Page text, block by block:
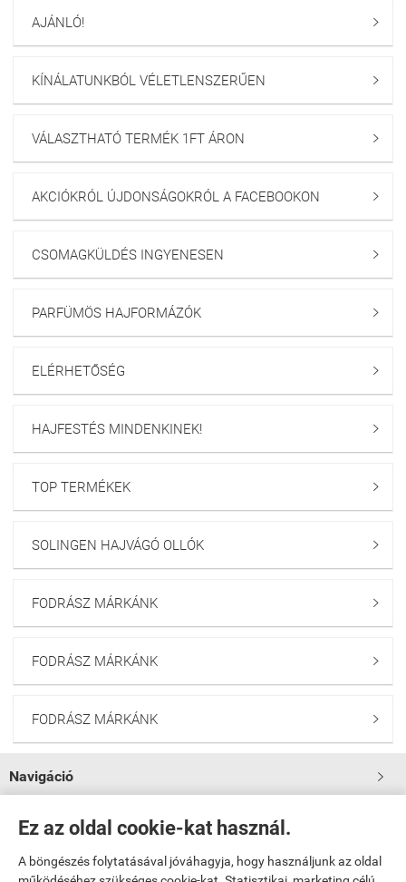
Ez az oldal cookie-kat használ.
A böngészés folytatásával jóváhagyja, hogy használjunk az oldal
AJÁNLÓ! 
KÍNÁLATUNKBÓL VÉLETLENSZERŰEN 
VÁLASZTHATÓ TERMÉK 1FT ÁRON 
AKCIÓKRÓL ÚJDONSÁGOKRÓL A FACEBOOKON 
CSOMAGKÜLDÉS INGYENESEN 
PARFÜMÖS HAJFORMÁZÓK 
ELÉRHETŐSÉG 
HAJFESTÉS MINDENKINEK! 
TOP TERMÉKEK 
SOLINGEN HAJVÁGÓ OLLÓK 
FODRÁSZ MÁRKÁNK 
FODRÁSZ MÁRKÁNK 
FODRÁSZ MÁRKÁNK 
Navigáció 
Saját fiók
Bemutatkozás